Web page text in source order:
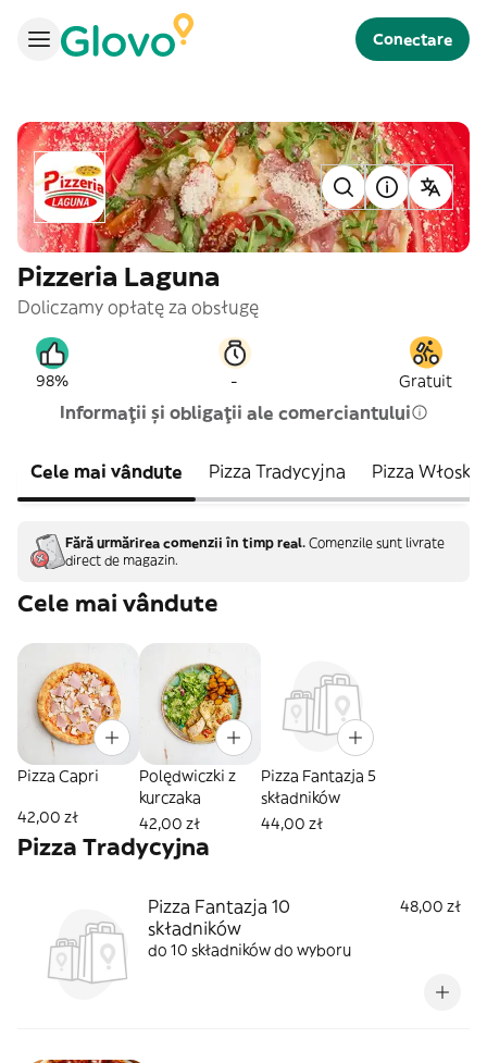
Conectare
Pizzeria Laguna
Doliczamy opłatę za obsługę
98% - Gratuit
Informații și obligații ale comerciantului
Cele mai vândute Pizza Tradycyjna Pizza Włoska
Fără urmărirea comenzii în timp real. Comenzile sunt livrate
direct de magazin.
Cele mai vândute
Pizza Capri
42,00 zł
Polędwiczki z
kurczaka
42,00 zł
Pizza Fantazja 5
składników
44,00 zł
Pizza Tradycyjna
Pizza Fantazja 10
składników
48,00 zł
do 10 składników do wyboru